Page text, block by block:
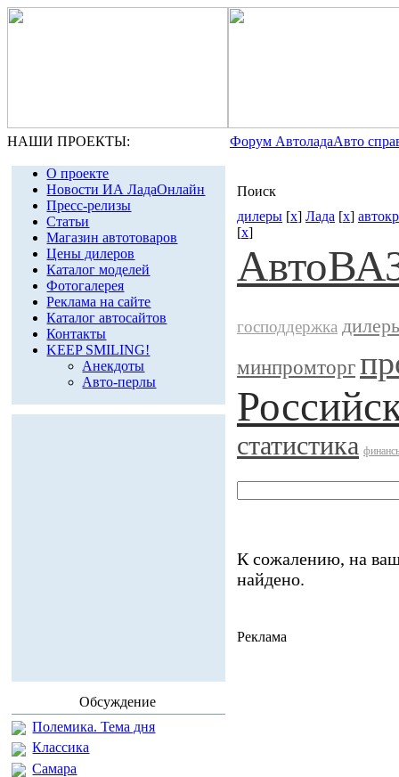
НАШИ ПРОЕКТЫ: Форум АвтоладаАвто
О проекте
Новости ИА ЛадаОнлайн
Пресс-релизы
Статьи
Магазин автотоваров
Цены дилеров
Каталог моделей
Фотогалерея
Реклама на сайте
Каталог автосайтов
Контакты
KEEP SMILING!
Анекдоты
Авто-перлы
Обсуждение
Полемика. Тема дня
Классика
Самара
Поиск
дилеры [x] Лада [x]
[x]
господдержка
минпромторг
статистика
К сожалению, на
найдено.
Реклама